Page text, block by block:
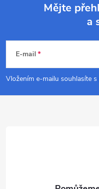
p
a
Mějte
a
E-mail
Vložením e-mailu souhlasíte s